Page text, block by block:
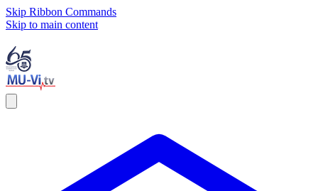
Skip Ribbon Commands
Skip to main content